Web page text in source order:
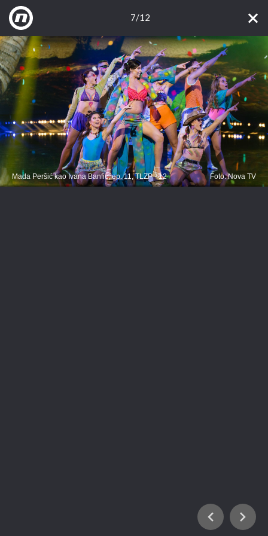
7/12
Mada Peršić kao Ivana Banfić, ep. 11, TLZP - 12 Foto: Nova TV